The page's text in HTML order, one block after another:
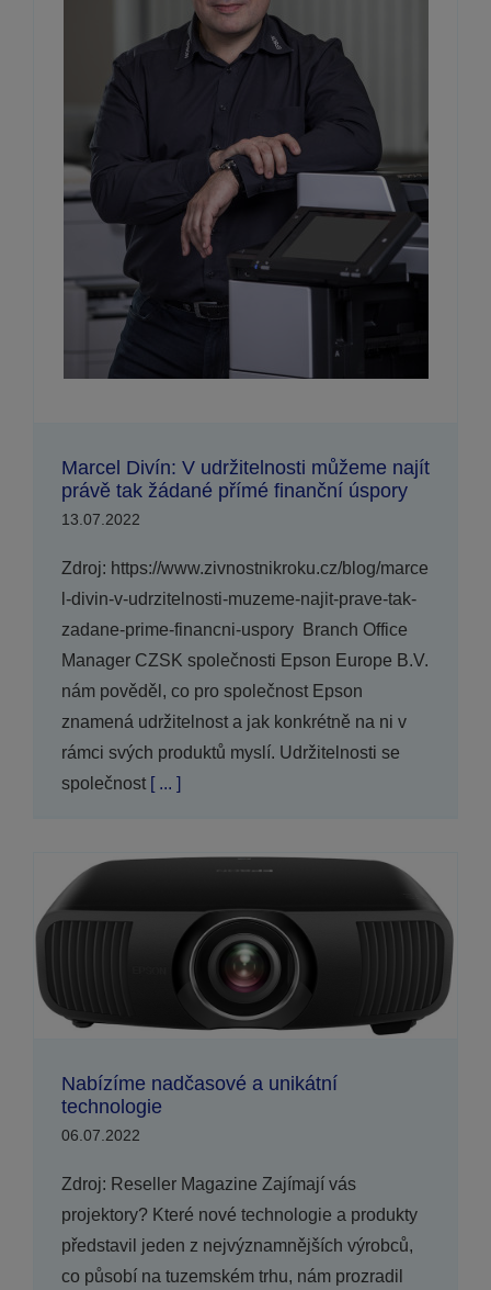
Marcel Divín: V udržitelnosti můžeme najít
právě tak žádané přímé finanční úspory
13.07.2022
Zdroj: https://www.zivnostnikroku.cz/blog/marce
l-divin-v-udrzitelnosti-muzeme-najit-prave-tak-
zadane-prime-financni-uspory Branch Office
Manager CZSK společnosti Epson Europe B.V.
nám pověděl, co pro společnost Epson
znamená udržitelnost a jak konkrétně na ni v
rámci svých produktů myslí. Udržitelnosti se
společnost[ ... ]
Nabízíme nadčasové a unikátní
technologie
06.07.2022
Zdroj: Reseller Magazine Zajímají vás
projektory? Které nové technologie a produkty
představil jeden z nejvýznamnějších výrobců,
co působí na tuzemském trhu, nám prozradil